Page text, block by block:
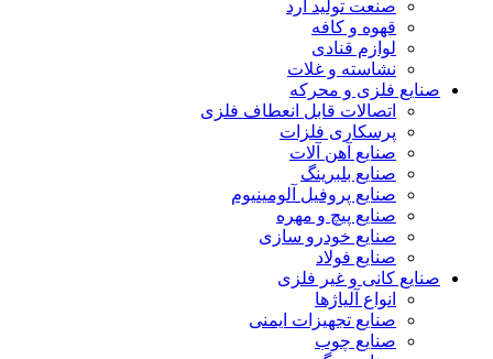
صنعت تولید آرد
قهوه و کافه
لوازم قنادی
نشاسته و غلات
صنایع فلزی و محرکه
اتصالات قابل انعطاف فلزی
پرسکاری فلزات
صنایع آهن آلات
صنایع بلبرینگ
صنایع پروفیل آلومینیوم
صنایع پیچ و مهره
صنایع خودرو سازی
صنایع فولاد
صنایع کانی و غیر فلزی
انواع آلياژها
صنایع تجهیزات ایمنی
صنایع چوب